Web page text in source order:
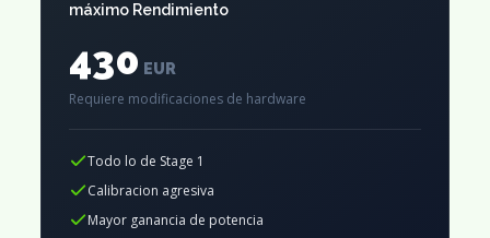
máximo Rendimiento
430 EUR
Requiere modificaciones de hardware
Todo lo de Stage 1
Calibracion agresiva
Mayor ganancia de potencia